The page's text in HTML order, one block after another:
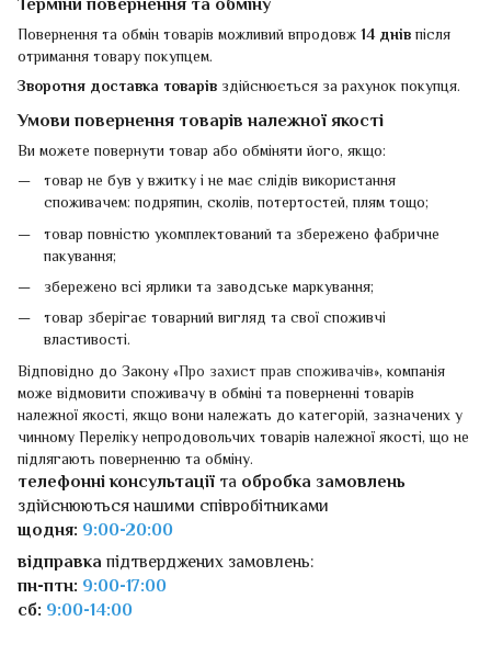
Терміни повернення та обміну
Повернення та обмін товарів можливий впродовж14 днівпісля
отримання товару покупцем.
Зворотня доставка товарів здійснюється за рахунок покупця.
Умови повернення товарів належної якості
Ви можете повернути товар або обміняти його, якщо:
товар не був у вжитку і не має слідів використання
споживачем: подряпин, сколів, потертостей, плям тощо;
товар повністю укомплектований та збережено фабричне
пакування;
збережено всі ярлики та заводське маркування;
товар зберігає товарний вигляд та свої споживчі
властивості.
Відповідно до Закону «Про захист прав споживачів», компанія
може відмовити споживачу в обміні та поверненні товарів
належної якості, якщо вони належать до категорій, зазначених у
чинному Переліку непродовольчих товарів належної якості, що не
підлягають поверненню та обміну.
телефонні консультації та обробка замовлень
здійснюються нашими співробітниками
щодня: 9:00-20:00
відправка підтверджених замовлень:
пн-птн: 9:00-17:00
сб: 9:00-14:00